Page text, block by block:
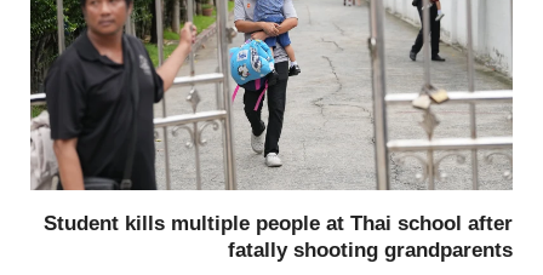
Student kills multiple people at Thai school after
fatally shooting grandparents